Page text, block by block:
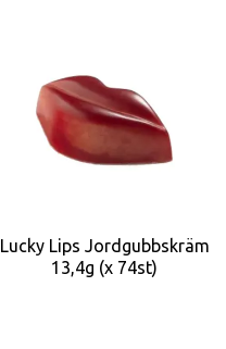
Lucky Lips Jordgubbskräm
13,4g (x 74st)